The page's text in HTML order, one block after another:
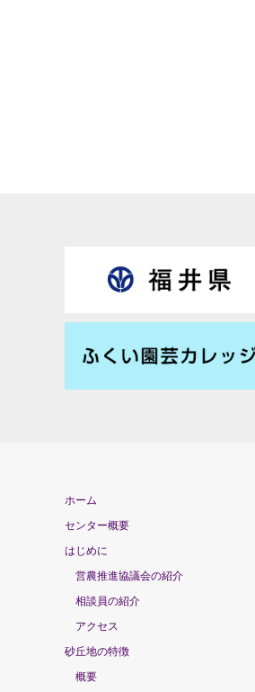
ホーム
センター概要
はじめに
営農推進協議会の紹介
相談員の紹介
アクセス
砂丘地の特徴
概要